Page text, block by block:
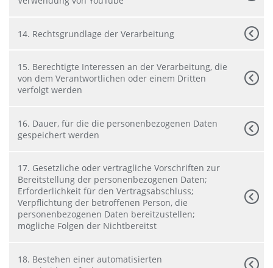
14. Rechtsgrundlage der Verarbeitung
15. Berechtigte Interessen an der Verarbeitung, die
von dem Verantwortlichen oder einem Dritten
verfolgt werden
16. Dauer, für die die personenbezogenen Daten
gespeichert werden
17. Gesetzliche oder vertragliche Vorschriften zur
Bereitstellung der personenbezogenen Daten;
Erforderlichkeit für den Vertragsabschluss;
Verpflichtung der betroffenen Person, die
personenbezogenen Daten bereitzustellen;
mögliche Folgen der Nichtbereitst
18. Bestehen einer automatisierten